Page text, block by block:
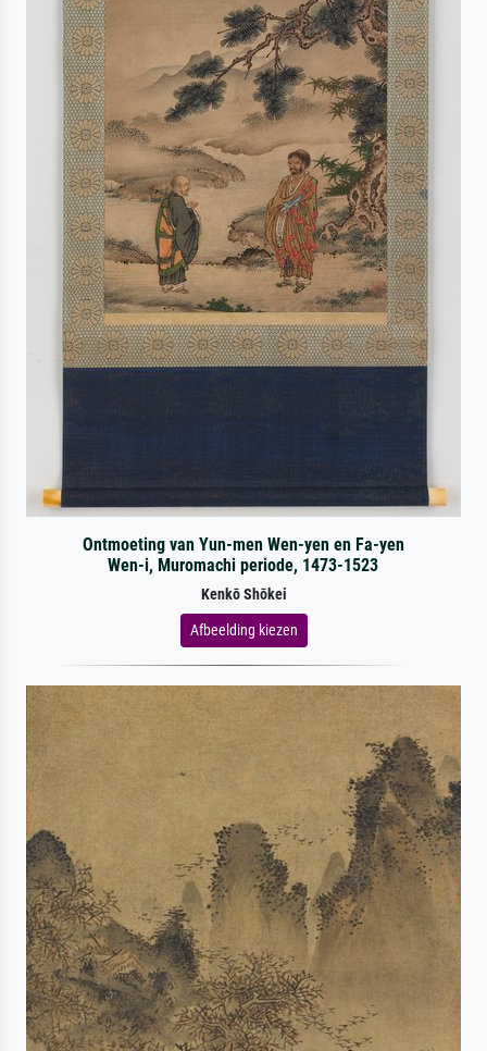
Ontmoeting van Yun-men Wen-yen en Fa-yen
Wen-i, Muromachi periode, 1473-1523
Kenkō Shōkei
Afbeelding kiezen